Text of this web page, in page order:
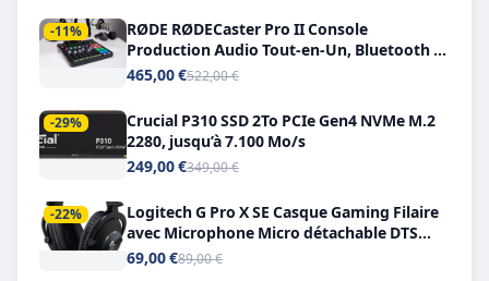
-11%
RØDE RØDECaster Pro II Console
Production Audio Tout-en-Un, Bluetooth et
Double USB-C
465,00 €522,00 €
-29%
Crucial P310 SSD 2To PCIe Gen4 NVMe M.2
2280, jusqu’à 7.100 Mo/s
249,00 €349,00 €
-22%
Logitech G Pro X SE Casque Gaming Filaire
avec Microphone Micro détachable DTS
Headphone X 7.1
69,00 €89,00 €